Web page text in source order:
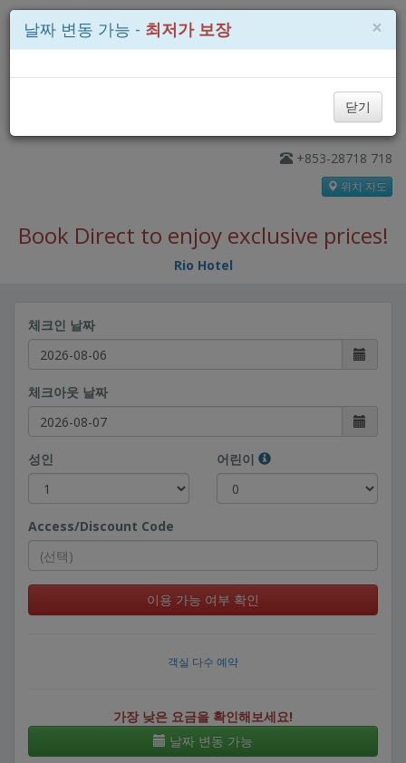
+853-28718 718
위치 지도
Book Direct to enjoy exclusive prices!
Rio Hotel
체크인 날짜
체크아웃 날짜
성인 어린이
Access/Discount Code
이용 가능 여부 확인
객실 다수 예약
가장 낮은 요금을 확인해보세요!
날짜 변동 가능
×
날짜 변동 가능 - 최저가 보장
닫기